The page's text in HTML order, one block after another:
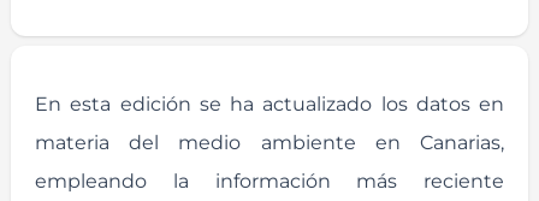
En esta edición se ha actualizado los datos en
materia del medio ambiente en Canarias,
empleando la información más reciente